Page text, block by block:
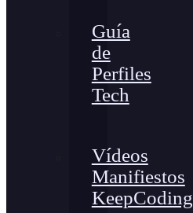
Guía
de
Perfiles
Tech
Vídeos
Manifiestos
KeepCoding